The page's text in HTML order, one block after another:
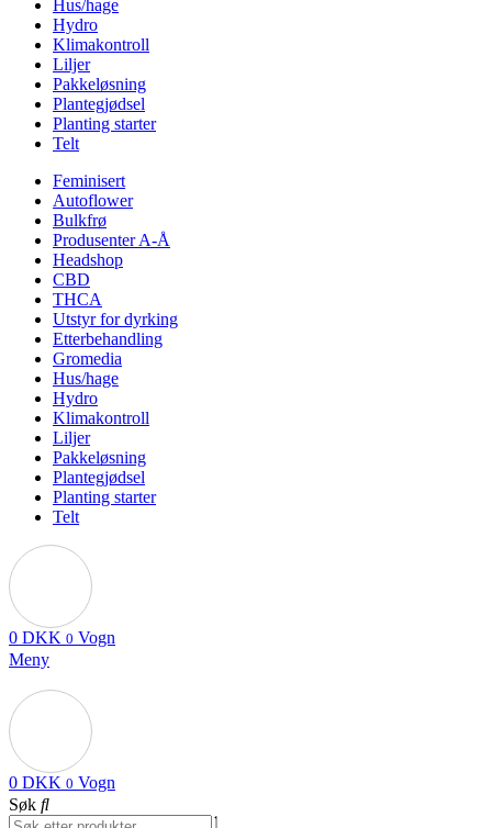
Hus/hage
Hydro
Klimakontroll
Liljer
Pakkeløsning
Plantegjødsel
Planting starter
Telt
Feminisert
Autoflower
Bulkfrø
Produsenter A-Å
Headshop
CBD
THCA
Utstyr for dyrking
Etterbehandling
Gromedia
Hus/hage
Hydro
Klimakontroll
Liljer
Pakkeløsning
Plantegjødsel
Planting starter
Telt
0 DKK 0 Vogn
Meny
0 DKK 0 Vogn
Søk